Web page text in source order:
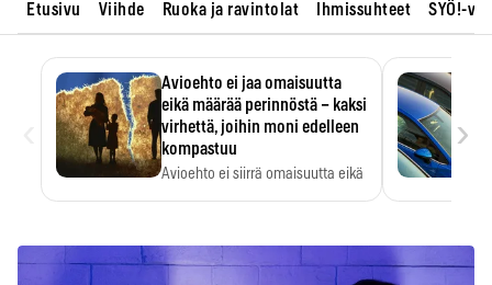
Etusivu Viihde Ruoka ja ravintolat Ihmissuhteet SYÖ!-
Avioehto ei jaa omaisuutta
eikä määrää perinnöstä – kaksi
virhettä, joihin moni edelleen
kompastuu
Avioehto ei siirrä omaisuutta eikä
›